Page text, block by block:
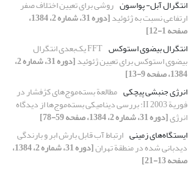
انتگرال آبل- پواسون روشی برای تعیین اختلاف صفر
ارتفاعی نسبت به ژئوئید [دوره 31، شماره 2، 1384،
صفحه 1-12]
انتگرال بیضوی استوکس
FFT یک‌بعدی انتگرال
بیضوی استوکس برای تعیین ژئوئید [دوره 31، شماره 2،
1384، صفحه 9-13]
انرژی جنبشی پیچکی مطالعة بسته‌موج‌های کژفشار در
فوریة 2003 II: بررسی دینامیکی بسته‌موج‌ها از دیدگاه
انرژی[دوره 31، شماره 2، 1384، صفحه 59-78]
ایستگاه‌های زمینی ارتباط آب قابل بارش ابر و بارندگی
دیدبانی شده در منطقة تهران [دوره 31، شماره 2، 1384،
صفحه 13-21]